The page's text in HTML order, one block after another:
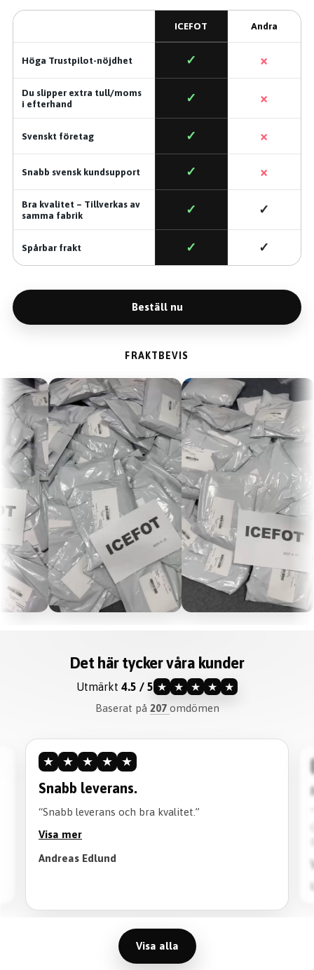
ICEFOT Andra
Höga Trustpilot-nöjdhet ✓ ×
Du slipper extra tull/moms
i efterhand
✓ ×
Svenskt företag ✓ ×
Snabb svensk kundsupport ✓ ×
Bra kvalitet – Tillverkas av
samma fabrik
✓ ✓
Spårbar frakt ✓ ✓
Beställ nu
FRAKTBEVIS
Det här tycker våra kunder
Utmärkt 4.5 / 5 ★ ★ ★ ★ ★
Baserat på 207 omdömen
★ ★ ★ ★
Snabb leverans.
“Snabb leverans och bra kvalitet.”
Visa mer
Andreas Edlund
Visa
Visa alla